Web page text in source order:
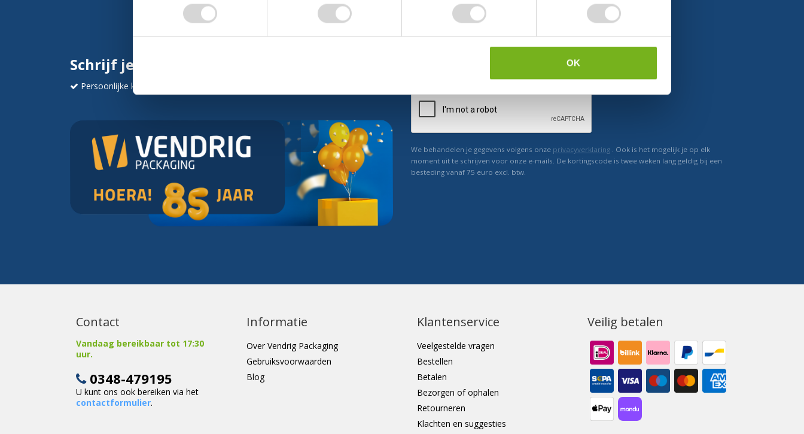
OK
Schrijf je in en ontvang direct 5% korting
Persoonlijke korting
Ontvang direct korting
We behandelen je gegevens volgens onze privacyverklaring . Ook is het mogelijk je op elk
moment uit te schrijven voor onze e-mails. De kortingscode is twee weken lang geldig bij een
besteding vanaf 75 euro excl. btw.
Contact
Vandaag bereikbaar tot 17:30
uur.
0348-479195
U kunt ons ook bereiken via het
contactformulier.
Informatie
Over Vendrig Packaging
Gebruiksvoorwaarden
Blog
Klantenservice
Veelgestelde vragen
Bestellen
Betalen
Bezorgen of ophalen
Retourneren
Klachten en suggesties
Veilig betalen